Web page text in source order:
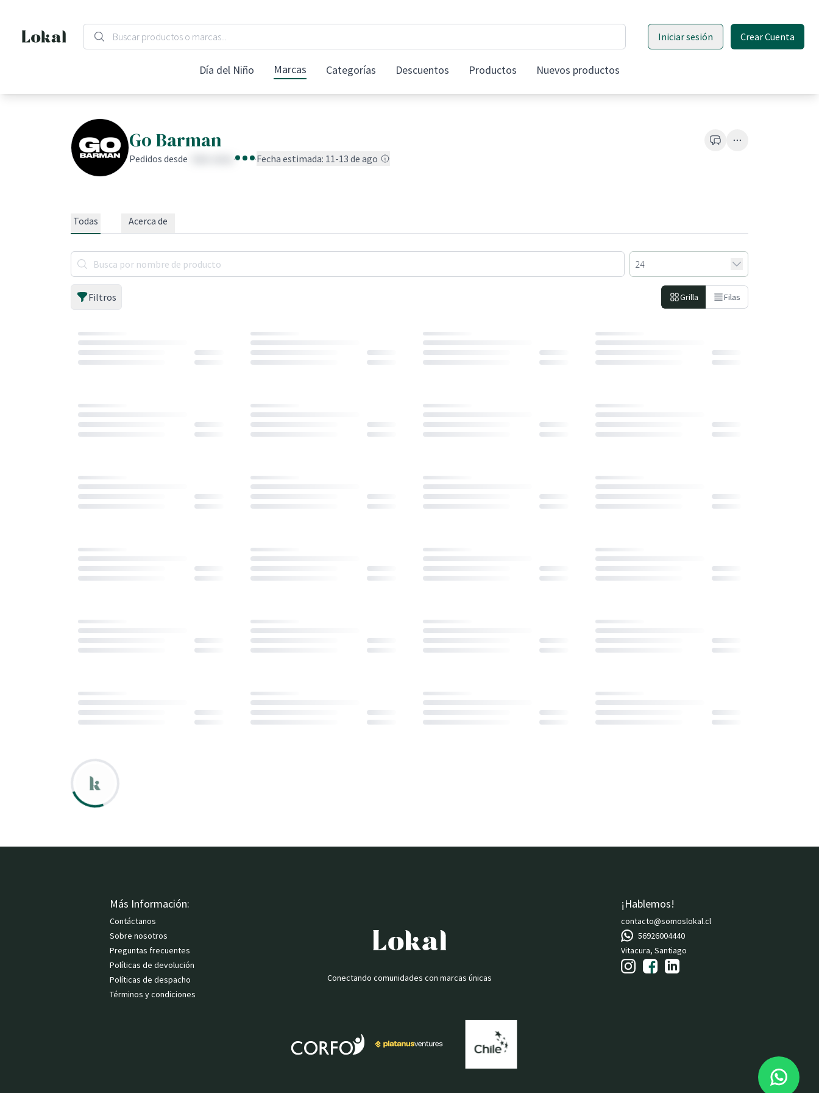
Iniciar sesión Crear Cuenta
Día del Niño Marcas Categorías Descuentos Productos Nuevos productos
Go Barman
Pedidos desde · ·Fecha estimada: 11-13 de ago
Todas Acerca de
Filtros Grilla Filas
Más Información:
Contáctanos
Sobre nosotros
Preguntas frecuentes
Políticas de devolución
Políticas de despacho
Términos y condiciones
Conectando comunidades con marcas únicas
¡Hablemos!
contacto@somoslokal.cl
56926004440
Vitacura, Santiago